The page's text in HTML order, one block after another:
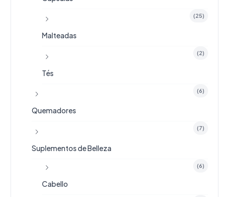
(25)
Malteadas
(2)
Tés
(6)
Quemadores
(7)
Suplementos de Belleza
(6)
Cabello